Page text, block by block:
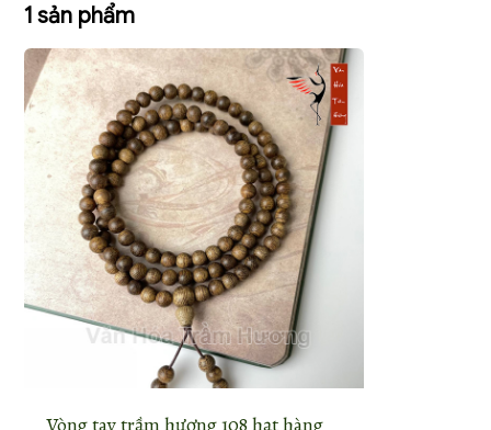
1 sản phẩm
Vòng tay trầm hương 108 hạt hàng